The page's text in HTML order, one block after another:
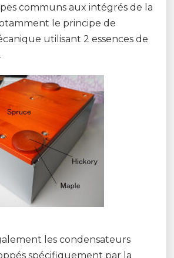
communs aux intégrés de la
le principe de
utilisant 2 essences de
les condensateurs
spécifiquement par la